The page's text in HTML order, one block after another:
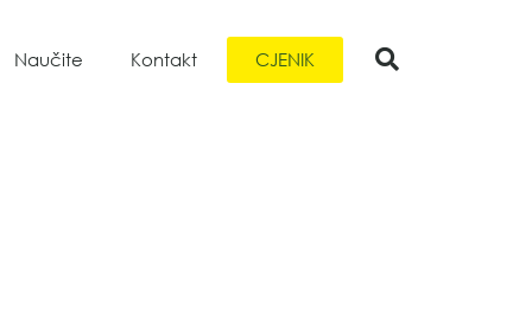
Naučite Kontakt CJENIK